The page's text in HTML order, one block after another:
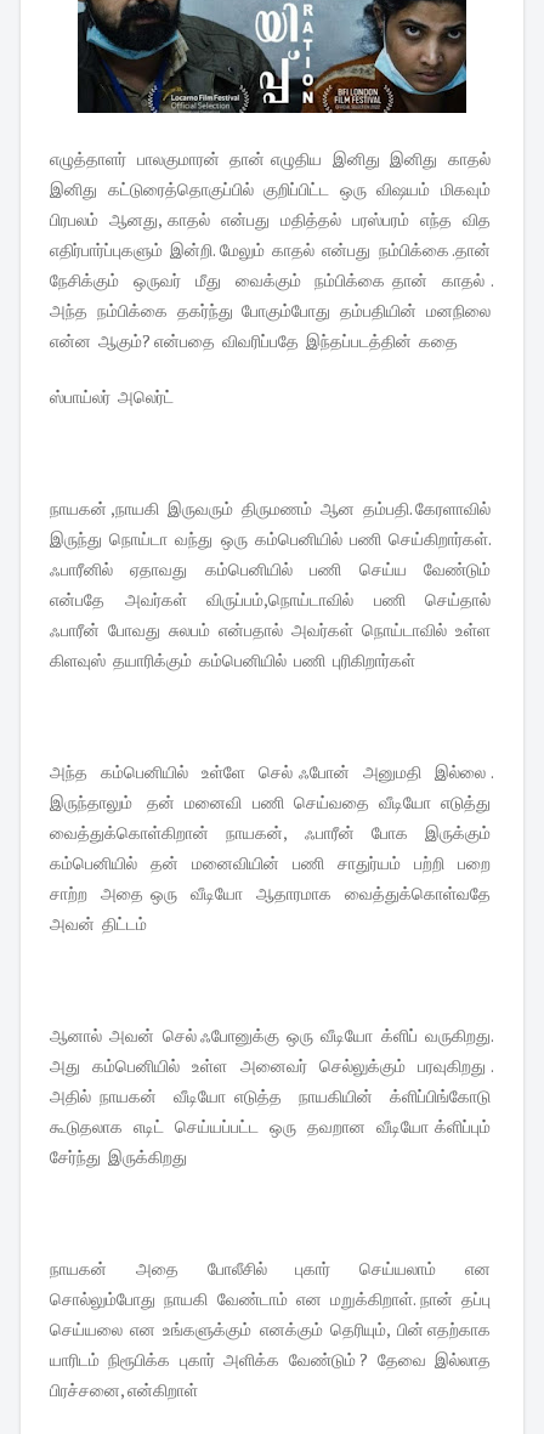
எழுத்தாளர் பாலகுமாரன் தான் எழுதிய இனிது இனிது காதல்
இனிது கட்டுரைத்தொகுப்பில் குறிப்பிட்ட ஒரு விஷயம் மிகவும்
பிரபலம் ஆனது, காதல் என்பது மதித்தல் பரஸ்பரம் எந்த வித
எதிர்பார்ப்புகளும் இன்றி. மேலும் காதல் என்பது நம்பிக்கை .தான்
நேசிக்கும் ஒருவர் மீது வைக்கும் நம்பிக்கை தான் காதல் .
அந்த நம்பிக்கை தகர்ந்து போகும்போது தம்பதியின் மனநிலை
என்ன ஆகும்? என்பதை விவரிப்பதே இந்தப்படத்தின் கதை
ஸ்பாய்லர் அலெர்ட்
நாயகன் ,நாயகி இருவரும் திருமணம் ஆன தம்பதி. கேரளாவில்
இருந்து நொய்டா வந்து ஒரு கம்பெனியில் பணி செய்கிறார்கள்.
ஃபாரீனில் ஏதாவது கம்பெனியில் பணி செய்ய வேண்டும்
என்பதே அவர்கள் விருப்பம்,நொய்டாவில் பணி செய்தால்
ஃபாரீன் போவது சுலபம் என்பதால் அவர்கள் நொய்டாவில் உள்ள
கிளவுஸ் தயாரிக்கும் கம்பெனியில் பணி புரிகிறார்கள்
அந்த கம்பெனியில் உள்ளே செல் ஃபோன் அனுமதி இல்லை .
இருந்தாலும் தன் மனைவி பணி செய்வதை வீடியோ எடுத்து
வைத்துக்கொள்கிறான் நாயகன், ஃபாரீன் போக இருக்கும்
கம்பெனியில் தன் மனைவியின் பணி சாதுர்யம் பற்றி பறை
சாற்ற அதை ஒரு வீடியோ ஆதாரமாக வைத்துக்கொள்வதே
அவன் திட்டம்
ஆனால் அவன் செல் ஃபோனுக்கு ஒரு வீடியோ க்ளிப் வருகிறது.
அது கம்பெனியில் உள்ள அனைவர் செல்லுக்கும் பரவுகிறது .
அதில் நாயகன் வீடியோ எடுத்த நாயகியின் க்ளிப்பிங்கோடு
கூடுதலாக எடிட் செய்யப்பட்ட ஒரு தவறான வீடியோ க்ளிப்பும்
சேர்ந்து இருக்கிறது
நாயகன் அதை போலீசில் புகார் செய்யலாம் என
சொல்லும்போது நாயகி வேண்டாம் என மறுக்கிறாள். நான் தப்பு
செய்யலை என உங்களுக்கும் எனக்கும் தெரியும், பின் எதற்காக
யாரிடம் நிரூபிக்க புகார் அளிக்க வேண்டும் ? தேவை இல்லாத
பிரச்சனை, என்கிறாள்